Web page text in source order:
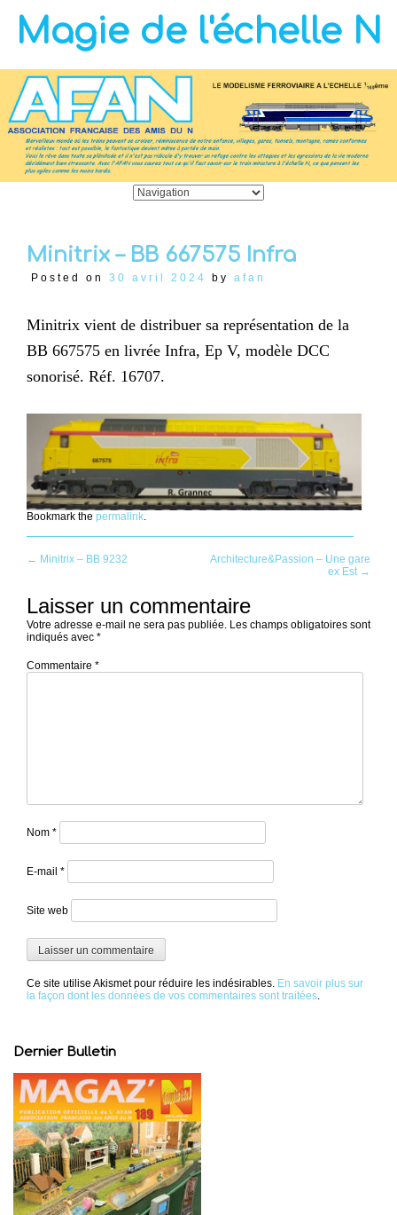
Magie de l'échelle N
Minitrix – BB 667575 Infra
Posted on 30 avril 2024 by afan
Minitrix vient de distribuer sa représentation de la
BB 667575 en livrée Infra, Ep V, modèle DCC
sonorisé. Réf. 16707.
Bookmark the permalink.
Post
navigation
← Minitrix – BB 9232
Architecture&Passion – Une gare
ex Est →
Laisser un commentaire
Votre adresse e-mail ne sera pas publiée. Les champs obligatoires sont
indiqués avec *
Commentaire *
Nom *
E-mail *
Site web
Ce site utilise Akismet pour réduire les indésirables. En savoir plus sur
la façon dont les données de vos commentaires sont traitées.
Dernier Bulletin